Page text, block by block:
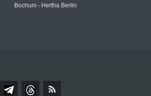
Bochum - Hertha Berlin